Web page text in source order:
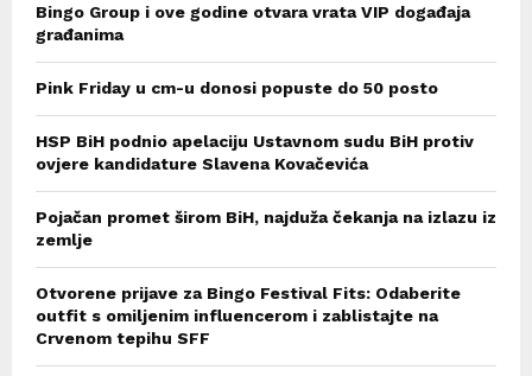
Bingo Group i ove godine otvara vrata VIP događaja
građanima
Pink Friday u cm-u donosi popuste do 50 posto
HSP BiH podnio apelaciju Ustavnom sudu BiH protiv
ovjere kandidature Slavena Kovačevića
Pojačan promet širom BiH, najduža čekanja na izlazu iz
zemlje
Otvorene prijave za Bingo Festival Fits: Odaberite
outfit s omiljenim influencerom i zablistajte na
Crvenom tepihu SFF